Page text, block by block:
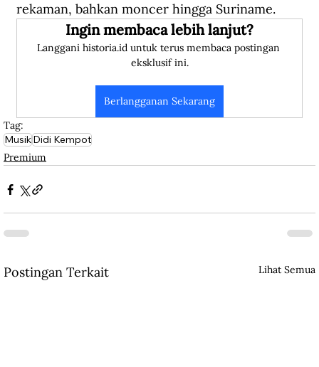
rekaman, bahkan moncer hingga Suriname.
Ingin membaca lebih lanjut?
Langgani historia.id untuk terus membaca postingan
eksklusif ini.
Berlangganan Sekarang
Tag:
MusikDidi Kempot
Premium
Postingan Terkait Lihat Semua